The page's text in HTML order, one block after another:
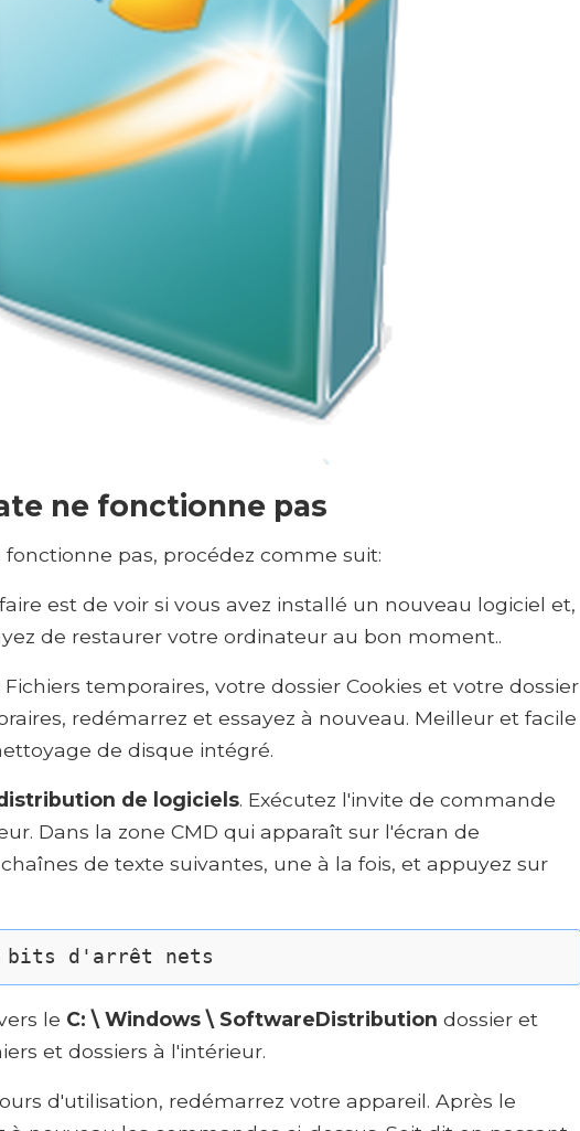
ne fonctionne pas
pas, procédez comme suit:
est de voir si vous avez installé un nouveau logiciel et,
de restaurer votre ordinateur au bon moment..
temporaires, votre dossier Cookies et votre dossier
redémarrez et essayez à nouveau. Meilleur et facile
de disque intégré.
de logiciels. Exécutez l'invite de commande
Dans la zone CMD qui apparaît sur l'écran de
de texte suivantes, une à la fois, et appuyez sur
bits d'arrêt nets
le C: \ Windows \ SoftwareDistribution dossier et
et dossiers à l'intérieur.
d'utilisation, redémarrez votre appareil. Après le